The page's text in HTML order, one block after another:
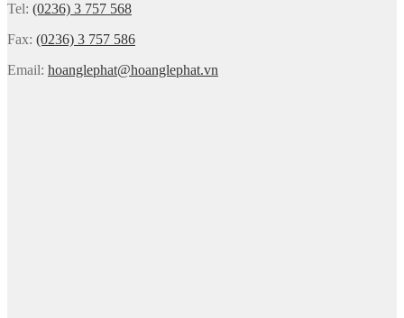
Tel: (0236) 3 757 568
Fax: (0236) 3 757 586
Email: hoanglephat@hoanglephat.vn